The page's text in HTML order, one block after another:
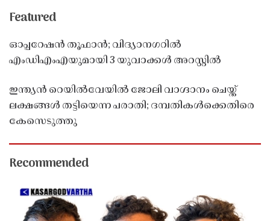
Featured
ഓപ്പറേഷൻ തൂഫാൻ; വിദ്യാനഗറിൽ
എംഡിഎംഎയുമായി 3 യുവാക്കൾ അറസ്റ്റിൽ
ഇന്ത്യൻ റെയിൽവേയിൽ ജോലി വാഗ്ദാനം ചെയ്ത്
ലക്ഷങ്ങൾ തട്ടിയെന്ന പരാതി; ദമ്പതികൾക്കെതിരെ
കേസെടുത്തു
Recommended